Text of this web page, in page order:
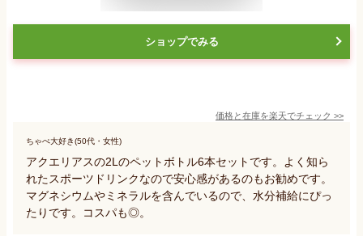
ショップでみる
価格と在庫を楽天でチェック >>
ちゃぺ大好き(50代・女性)
アクエリアスの2Lのペットボトル6本セットです。よく知ら
れたスポーツドリンクなので安心感があるのもお勧めです。
マグネシウムやミネラルを含んでいるので、水分補給にぴっ
たりです。コスパも◎。